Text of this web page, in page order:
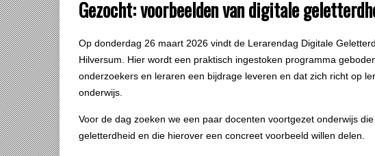
Gezocht: voorbeelden van digitale
Op donderdag 26 maart 2026 vindt de Lerarendag Digitale
Hilversum. Hier wordt een praktisch ingestoken programma
onderzoekers en leraren een bijdrage leveren en dat zich richt op
onderwijs.
Voor de dag zoeken we een paar docenten voortgezet onderwijs
geletterdheid en die hierover een concreet voorbeeld willen delen.